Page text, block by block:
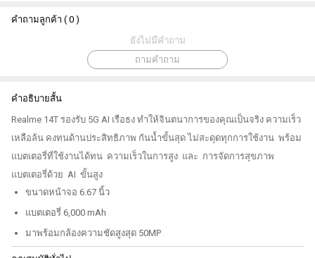
คำถามลูกค้า ( 0 )
ยังไม่มีคำถาม
ถามคำถาม
คำอธิบายสั้น
Realme 14T รองรับ 5G AI เรือธง ทำให้จินตนาการของคุณเป็นจริง ความเร็ว
เหลือล้น คงทนด้านประสิทธิภาพ กันน้ำขั้นสุด ไม่สะดุดทุกการใช้งาน พร้อม
แบตเตอรี่ที่ใช้งานได้ทน ความเร็วในการสูง และ การจัดการสุขภาพ
แบตเตอรี่ด้วย AI ขั้นสูง
ขนาดหน้าจอ 6.67 นิ้ว
แบตเตอรี่ 6,000 mAh
มาพร้อมกล้องความชัดสูงสุด 50MP